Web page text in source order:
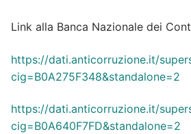
Link alla Banca Nazionale dei
https://dati.anticorruzione.it/
cig=B0A275F348&standalone=2
https://dati.anticorruzione.it/
cig=B0A640F7FD&standalone=2